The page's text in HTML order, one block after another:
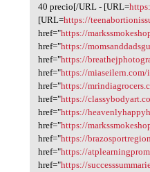
40 precio[/URL - [URL=
[URL=https://
href="https://
href="https://
href="https://
href="https://
href="https://
href="https://
href="https://
href="https://
href="https://
href="https://
href="https://